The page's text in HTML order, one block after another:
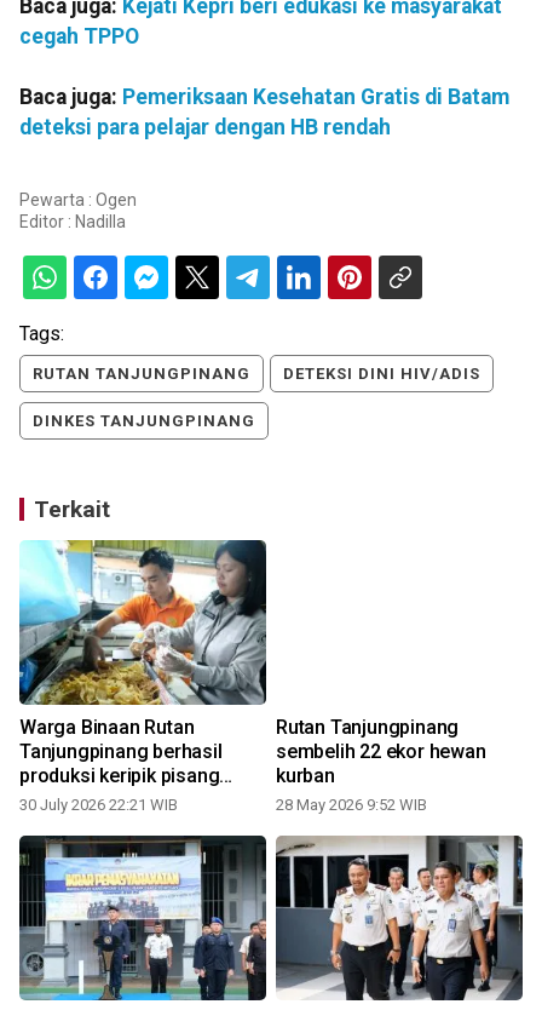
Baca juga: Kejati Kepri beri edukasi ke masyarakat
cegah TPPO
Baca juga: Pemeriksaan Kesehatan Gratis di Batam
deteksi para pelajar dengan HB rendah
Pewarta : Ogen
Editor : Nadilla
Tags:
RUTAN TANJUNGPINANG DETEKSI DINI HIV/ADIS
DINKES TANJUNGPINANG
Terkait
Warga Binaan Rutan
Tanjungpinang berhasil
produksi keripik pisang
rujiba
30 July 2026 22:21 WIB
Rutan Tanjungpinang
sembelih 22 ekor hewan
kurban
28 May 2026 9:52 WIB